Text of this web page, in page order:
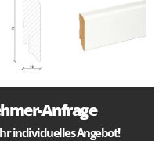
Anfrage
individuelles Angebot!